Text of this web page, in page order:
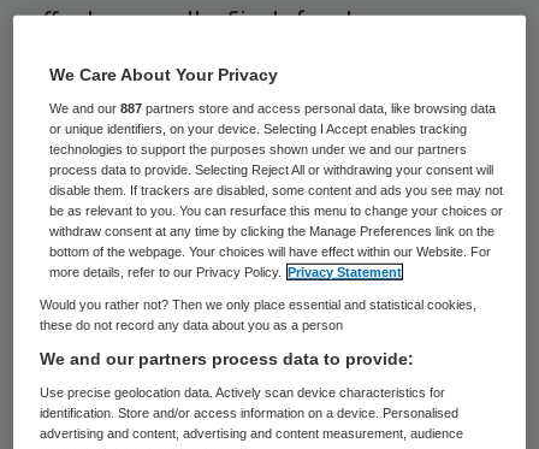
effecten van ultrafijnstof onder
naar werknemers van de luchthaven, meldt
EenVandaag.
De eerste resultaten van een meerjarig
onderzoek van het Rijksinstituut voor
Volksgezondheid en Milieu (RIVM) werden
eind juni gepubliceerd. “Wij vinden het
vreemd dat de groep mensen die aan de
hoogste concentraties ultrafijnstof wordt
blootgesteld helemaal niet in het onderzoek
is meegenomen”, zegt campagneleider
We Care About Your Privacy
We and our887 partners store and access personal data, like browsing data
or unique identifiers, on your device. Selecting I Accept enables tracking
technologies to support the purposes shown under we and our partners
process data to provide. Selecting Reject All or withdrawing your consent will
disable them. If trackers are disabled, some content and ads you see may not
be as relevant to you. You can resurface this menu to change your choices or
withdraw consent at any time by clicking the Manage Preferences link on the
bottom of the webpage. Your choices will have effect within our Website. For
more details, refer to our Privacy Policy.
Privacy Statement
Would you rather not? Then we only place essential and statistical cookies,
these do not record any data about you as a person
We and our partners process data to provide:
Use precise geolocation data. Actively scan device characteristics for
identification. Store and/or access information on a device. Personalised
advertising and content, advertising and content measurement, audience